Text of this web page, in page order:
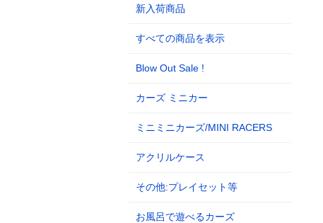
新入荷商品
すべての商品を表示
Blow Out Sale !
カーズ ミニカー
ミニミニカーズ/MINI RACERS
アクリルケース
その他:プレイセット等
お風呂で遊べるカーズ